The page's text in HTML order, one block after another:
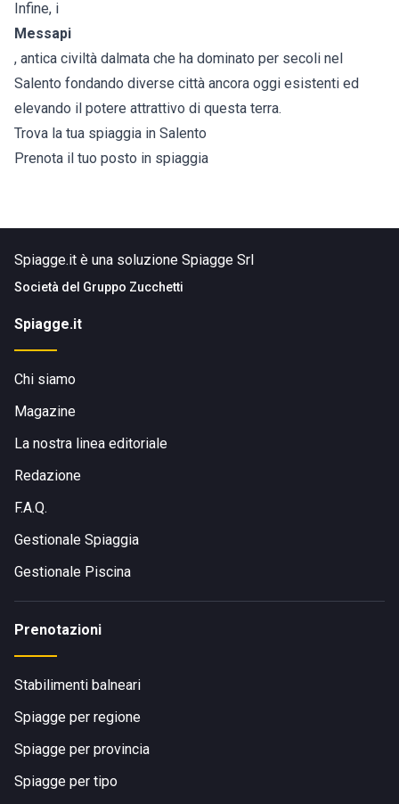
Infine, i
Messapi
, antica civiltà dalmata che ha dominato per secoli nel
Salento fondando diverse città ancora oggi esistenti ed
elevando il potere attrattivo di questa terra.
Trova la tua spiaggia in Salento
Prenota il tuo posto in spiaggia
Spiagge.it è una soluzione Spiagge Srl
Società del Gruppo Zucchetti
Spiagge.it
Chi siamo
Magazine
La nostra linea editoriale
Redazione
F.A.Q.
Gestionale Spiaggia
Gestionale Piscina
Prenotazioni
Stabilimenti balneari
Spiagge per regione
Spiagge per provincia
Spiagge per tipo